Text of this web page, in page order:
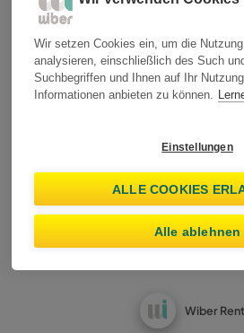
dem
Sevilla:
solltest,
anhalten
Wiber
Wir setzen Cookies ein, um die
analysieren, einschließlich des Such
Suchbegriffen und Ihnen auf Ihr
Informationen anbieten zu können.
Einstellungen
ALLE COOKIES
Alle ablehnen